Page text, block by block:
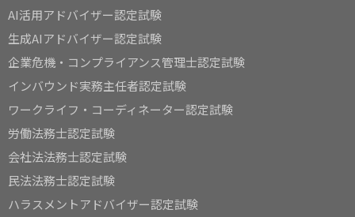
AI活用アドバイザー認定試験
生成AIアドバイザー認定試験
企業危機・コンプライアンス管理士認定試験
インバウンド実務主任者認定試験
ワークライフ・コーディネーター認定試験
労働法務士認定試験
会社法法務士認定試験
民法法務士認定試験
ハラスメントアドバイザー認定試験